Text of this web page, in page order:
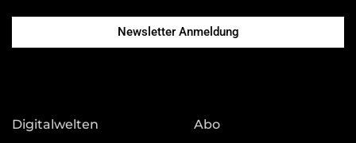
Newsletter Anmeldung
Digitalwelten
Abo